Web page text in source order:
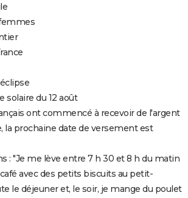
solaire du 12 août
ont commencé à recevoir de l'argent
la prochaine date de versement est
: "Je me lève entre 7 h 30 et 8 h du matin
avec des petits biscuits au petit-
le déjeuner et, le soir, je mange du poulet